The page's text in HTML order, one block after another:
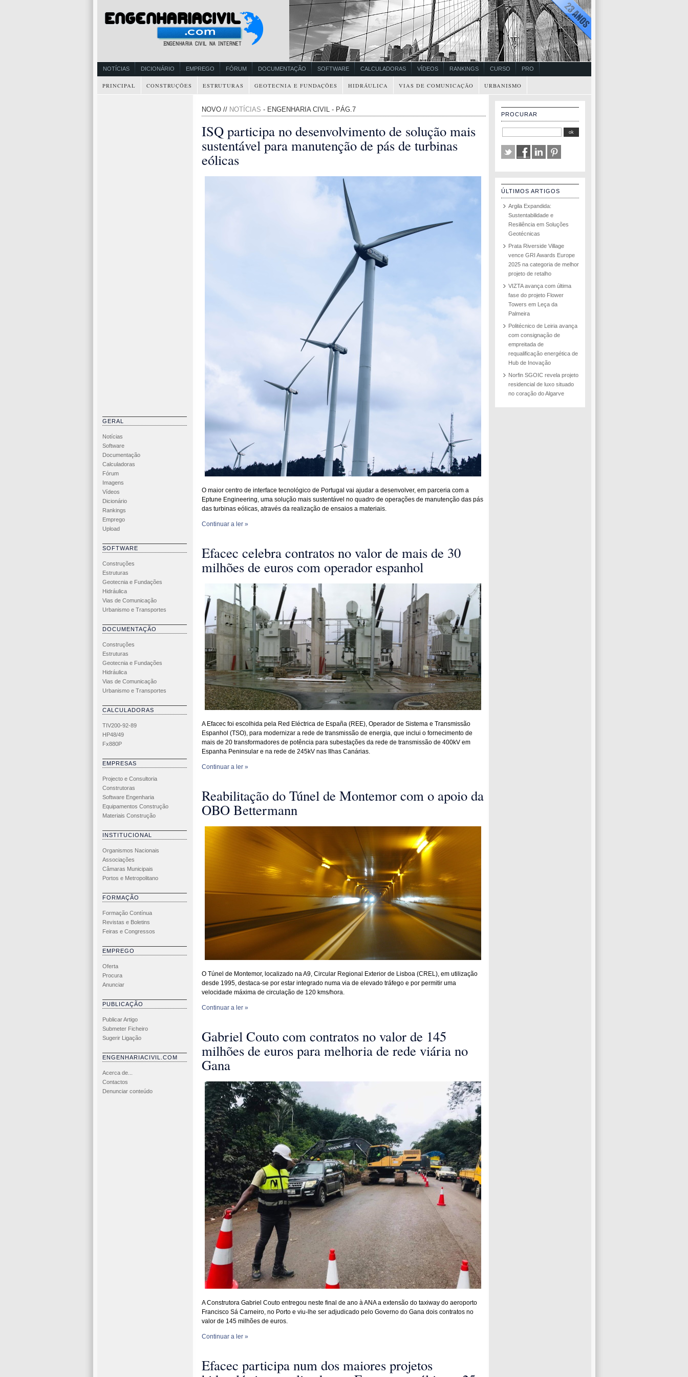
NOTÍCIAS DICIONÁRIO EMPREGO FÓRUM DOCUMENTAÇÃO SOFTWARE CALCULADORAS VÍDEOS RANKINGS CURSO PRO
PRINCIPAL CONSTRUÇÕES ESTRUTURAS GEOTECNIA E FUNDAÇÕES HIDRÁULICA VIAS DE COMUNICAÇÃO URBANISMO
GERAL
Notícias
Software
Documentação
Calculadoras
Fórum
Imagens
Vídeos
Dicionário
Rankings
Emprego
Upload
SOFTWARE
Construções
Estruturas
Geotecnia e Fundações
Hidráulica
Vias de Comunicação
Urbanismo e Transportes
DOCUMENTAÇÃO
Construções
Estruturas
Geotecnia e Fundações
Hidráulica
Vias de Comunicação
Urbanismo e Transportes
CALCULADORAS
TIV200-92-89
HP48/49
Fx880P
EMPRESAS
Projecto e Consultoria
Construtoras
Software Engenharia
Equipamentos Construção
Materiais Construção
INSTITUCIONAL
Organismos Nacionais
Associações
Câmaras Municipais
Portos e Metropolitano
FORMAÇÃO
Formação Contínua
Revistas e Boletins
Feiras e Congressos
EMPREGO
Oferta
Procura
Anunciar
PUBLICAÇÃO
Publicar Artigo
Submeter Ficheiro
Sugerir Ligação
ENGENHARIACIVIL.COM
Acerca de...
Contactos
Denunciar conteúdo
NOVO // NOTÍCIAS - ENGENHARIA CIVIL - PÁG.7
ISQ participa no desenvolvimento de solução mais
sustentável para manutenção de pás de turbinas
eólicas
O maior centro de interface tecnológico de Portugal vai ajudar a desenvolver, em parceria com a
Eptune Engineering, uma solução mais sustentável no quadro de operações de manutenção das pás
das turbinas eólicas, através da realização de ensaios a materiais.
Continuar a ler »
Efacec celebra contratos no valor de mais de 30
milhões de euros com operador espanhol
A Efacec foi escolhida pela Red Eléctrica de España (REE), Operador de Sistema e Transmissão
Espanhol (TSO), para modernizar a rede de transmissão de energia, que inclui o fornecimento de
mais de 20 transformadores de potência para subestações da rede de transmissão de 400kV em
Espanha Peninsular e na rede de 245kV nas Ilhas Canárias.
Continuar a ler »
Reabilitação do Túnel de Montemor com o apoio da
OBO Bettermann
O Túnel de Montemor, localizado na A9, Circular Regional Exterior de Lisboa (CREL), em utilização
desde 1995, destaca-se por estar integrado numa via de elevado tráfego e por permitir uma
velocidade máxima de circulação de 120 kms/hora.
Continuar a ler »
Gabriel Couto com contratos no valor de 145
milhões de euros para melhoria de rede viária no
Gana
A Construtora Gabriel Couto entregou neste final de ano à ANA a extensão do taxiway do aeroporto
Francisco Sá Carneiro, no Porto e viu-lhe ser adjudicado pelo Governo do Gana dois contratos no
valor de 145 milhões de euros.
Continuar a ler »
Efacec participa num dos maiores projetos
PROCURAR
ÚLTIMOS ARTIGOS
Argila Expandida:
Sustentabilidade e
Resiliência em Soluções
Geotécnicas
Prata Riverside Village
vence GRI Awards Europe
2025 na categoria de melhor
projeto de retalho
VIZTA avança com última
fase do projeto Flower
Towers em Leça da
Palmeira
Politécnico de Leiria avança
com consignação de
empreitada de
requalificação energética de
Hub de Inovação
Norfin SGOIC revela projeto
residencial de luxo situado
no coração do Algarve